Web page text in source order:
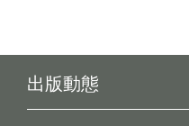
出版動態